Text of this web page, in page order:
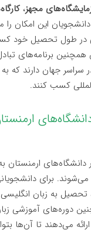
مجهز،
این امکان را
در طول تحصیل خود
همچنین برنامه‌های
جهان دارند که
کسب کنند.
دانشگاه‌های ارمنستان
می‌شوند. برای
تحصیل به زبان
دوره‌های آموزشی
می‌دهند تا آن‌ها